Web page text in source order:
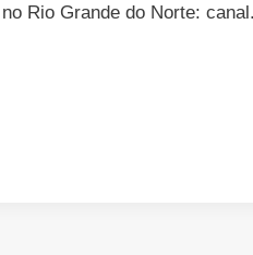
Rio Grande do Norte: